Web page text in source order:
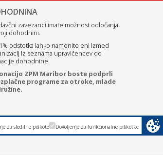
zavezanci imate možnost odločanja
dohodnini.
odstotka lahko namenite eni izmed
iz seznama upravičencev do
dohodnine.
ZPM Maribor boste podprli
programe za otroke, mlade
Dovoljenje za funkcionalne piškotke
za sledilne piškote